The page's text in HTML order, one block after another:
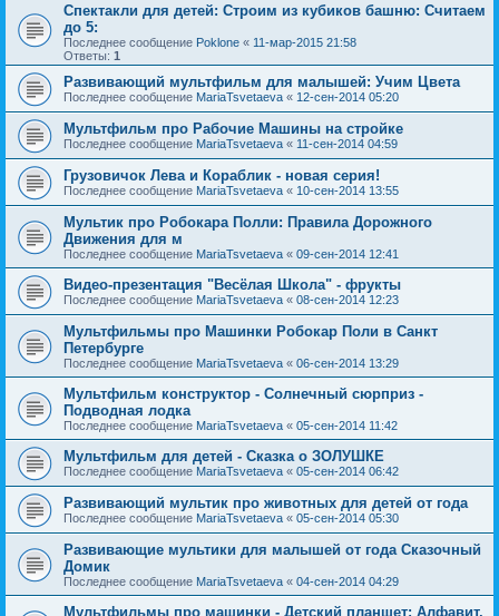
Спектакли для детей: Строим из кубиков башню: Считаем
до 5:
Последнее сообщение Poklone « 11-мар-2015 21:58
Ответы: 1
Развивающий мультфильм для малышей: Учим Цвета
Последнее сообщение MariaTsvetaeva « 12-сен-2014 05:20
Мультфильм про Рабочие Машины на стройке
Последнее сообщение MariaTsvetaeva « 11-сен-2014 04:59
Грузовичок Лева и Кораблик - новая серия!
Последнее сообщение MariaTsvetaeva « 10-сен-2014 13:55
Мультик про Робокара Полли: Правила Дорожного
Движения для м
Последнее сообщение MariaTsvetaeva « 09-сен-2014 12:41
Видео-презентация "Весёлая Школа" - фрукты
Последнее сообщение MariaTsvetaeva « 08-сен-2014 12:23
Мультфильмы про Машинки Робокар Поли в Санкт
Петербурге
Последнее сообщение MariaTsvetaeva « 06-сен-2014 13:29
Мультфильм конструктор - Солнечный сюрприз -
Подводная лодка
Последнее сообщение MariaTsvetaeva « 05-сен-2014 11:42
Мультфильм для детей - Сказка о ЗОЛУШКЕ
Последнее сообщение MariaTsvetaeva « 05-сен-2014 06:42
Развивающий мультик про животных для детей от года
Последнее сообщение MariaTsvetaeva « 05-сен-2014 05:30
Развивающие мультики для малышей от года Сказочный
Домик
Последнее сообщение MariaTsvetaeva « 04-сен-2014 04:29
Мультфильмы про машинки - Детский планшет: Алфавит,